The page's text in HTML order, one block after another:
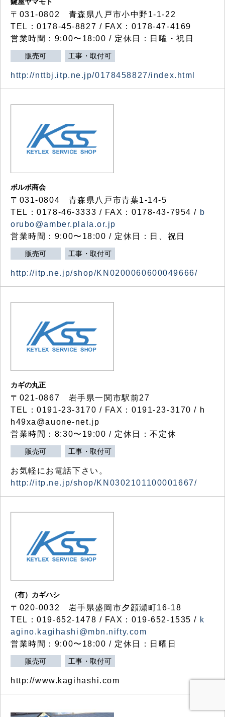
〒031-0802 青森県八戸市小中野1-1-22
TEL：0178-45-8827 / FAX：0178-47-4169
営業時間：9:00〜18:00 / 定休日：日曜・祝日
販売可 工事・取付可
http://nttbj.itp.ne.jp/0178458827/index.html
ボルボ商会
〒031-0804 青森県八戸市青葉1-14-5
TEL：0178-46-3333 / FAX：0178-43-7954 / b
orubo@amber.plala.or.jp
営業時間：9:00〜18:00 / 定休日：日、祝日
販売可 工事・取付可
http://itp.ne.jp/shop/KN0200060600049666/
カギの丸正
〒021-0867 岩手県一関市駅前27
TEL：0191-23-3170 / FAX：0191-23-3170 / h
h49xa@auone-net.jp
営業時間：8:30〜19:00 / 定休日：不定休
販売可 工事・取付可
お気軽にお電話下さい。
http://itp.ne.jp/shop/KN0302101100001667/
（有）カギハシ
〒020-0032 岩手県盛岡市夕顔瀬町16-18
TEL：019-652-1478 / FAX：019-652-1535 / k
agino.kagihashi@mbn.nifty.com
営業時間：9:00〜18:00 / 定休日：日曜日
販売可 工事・取付可
http://www.kagihashi.com